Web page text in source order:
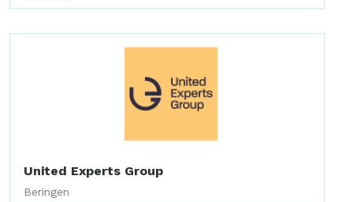
United Experts Group
Beringen